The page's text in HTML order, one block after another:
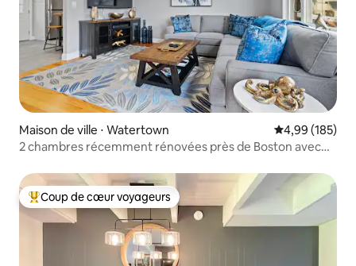
Maison de ville ⋅ Watertown Évaluation
4,99 (185)
2 chambres récemment rénovées près de Boston avec
Coups de cœur voyageurs les plus appréciés
Coup de cœur voyageurs